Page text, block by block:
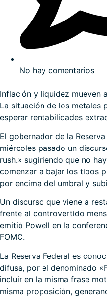
No hay comentarios
Inflación y liquidez mueven
La situación de los metales
esperar rentabilidades
El gobernador de la
miércoles pasado un
rush.» sugiriendo que no
comenzar a bajar los tipos
por encima del umbral y
Un discurso que viene a
frente al controvertido
emitió Powell en la
FOMC.
La Reserva Federal es
difusa, por el denominado
incluir en la misma frase
misma proposición,